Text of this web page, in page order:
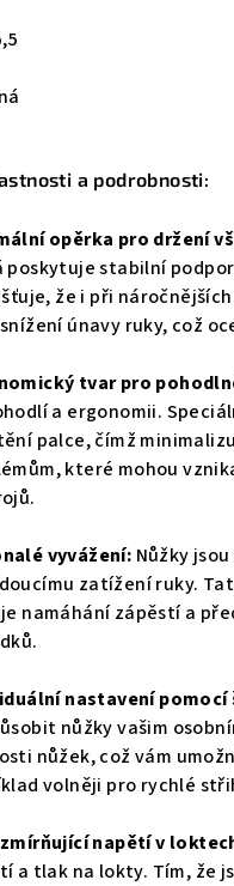
a podrobnosti:
opěrka pro držení
poskytuje stabilní
že i při
únavy ruky, což
tvar pro
a ergonomii.
palce, čímž
které mohou
vyvážení: Nůžky
zatížení ruky.
namáhání zápěstí a
nastavení pomocí
nůžky vašim
nůžek, což vám
volněji pro rychlé
napětí v
a tlak na lokty. Tím, že